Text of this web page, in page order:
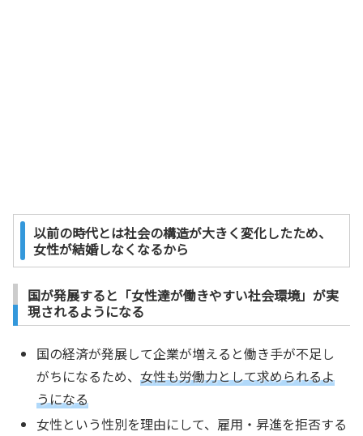
以前の時代とは社会の構造が大きく変化したため、
女性が結婚しなくなるから
国が発展すると「女性達が働きやすい社会環境」が実
現されるようになる
国の経済が発展して企業が増えると働き手が不足し
がちになるため、女性も労働力として求められるよ
うになる
女性という性別を理由にして、雇用・昇進を拒否する